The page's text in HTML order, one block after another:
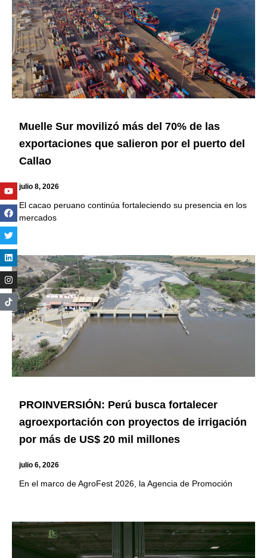
Muelle Sur movilizó más del 70% de las
exportaciones que salieron por el puerto del
Callao
julio 8, 2026
El cacao peruano continúa fortaleciendo su presencia en los
mercados
PROINVERSIÓN: Perú busca fortalecer
agroexportación con proyectos de irrigación
por más de US$ 20 mil millones
julio 6, 2026
En el marco de AgroFest 2026, la Agencia de Promoción
Youtube
Facebook
Twitter
Linkedin
Instagram